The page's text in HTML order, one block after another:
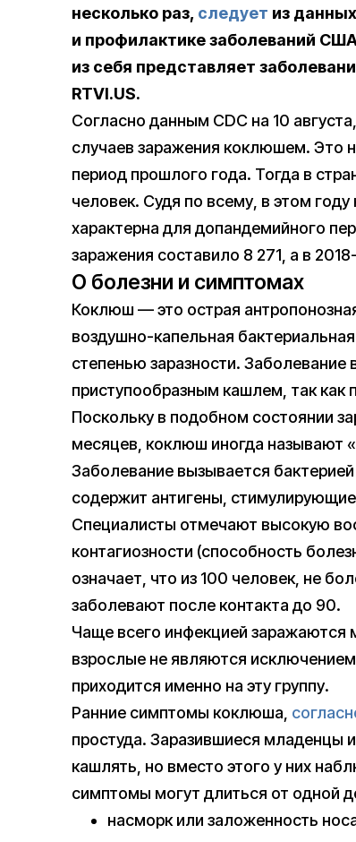
несколько раз, следует из
и профилактике заболеваний
из себя представляет
RTVI.US.
Согласно данным CDC на 10
случаев заражения коклюшем. Это
период прошлого года. Тогда в
человек. Судя по всему, в этом
характерна для допандемийного
заражения составило 8 271, а в
О болезни и симптомах
Коклюш — это острая
воздушно-капельная
степенью заразности.
приступообразным кашлем, так как
Поскольку в подобном состоянии
месяцев, коклюш иногда называют
Заболевание вызывается
содержит антигены,
Специалисты отмечают высокую
контагиозности (способность
означает, что из 100 человек, не
заболевают после контакта до 90.
Чаще всего инфекцией заражаются
взрослые не являются
приходится именно на эту группу.
Ранние симптомы коклюша,
простуда. Заразившиеся младенцы
кашлять, но вместо этого у них
симптомы могут длиться от одной
насморк или заложенность